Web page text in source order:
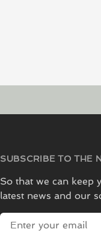
SUBSCRIBE TO THE
So that we can keep
latest news and our
E-mail address